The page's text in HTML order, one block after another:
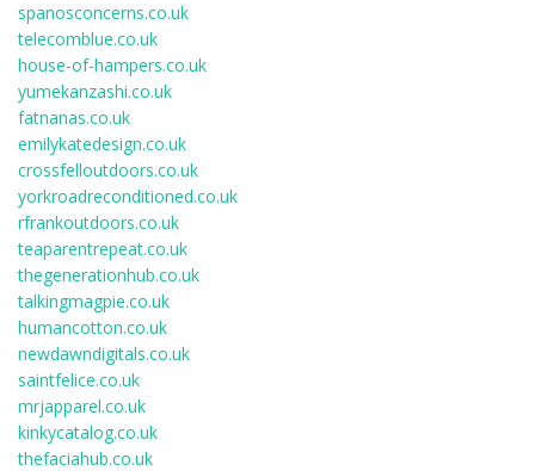
spanosconcerns.co.uk
telecomblue.co.uk
house-of-hampers.co.uk
yumekanzashi.co.uk
fatnanas.co.uk
emilykatedesign.co.uk
crossfelloutdoors.co.uk
yorkroadreconditioned.co.uk
rfrankoutdoors.co.uk
teaparentrepeat.co.uk
thegenerationhub.co.uk
talkingmagpie.co.uk
humancotton.co.uk
newdawndigitals.co.uk
saintfelice.co.uk
mrjapparel.co.uk
kinkycatalog.co.uk
thefaciahub.co.uk